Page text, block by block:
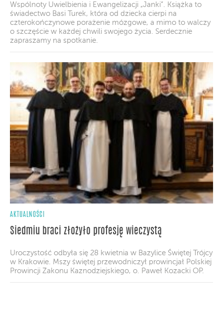
Wspólnoty Uwielbienia i Ewangelizacji „Janki”. Książka to
świadectwo Basi Turek, która od dziecka cierpi na
czterokończynowe porażenie mózgowe, a mimo to walczy
o szczęście w każdej chwili swojego życia. Serdecznie
zapraszamy na spotkanie.
AKTUALNOŚCI
Siedmiu braci złożyło profesję wieczystą
Uroczystość odbyła się 28 kwietnia w Bazylice Świętej Trójcy
w Krakowie. Mszy świętej przewodniczył prowincjał Polskiej
Prowincji Zakonu Kaznodziejskiego, o. Paweł Kozacki OP.